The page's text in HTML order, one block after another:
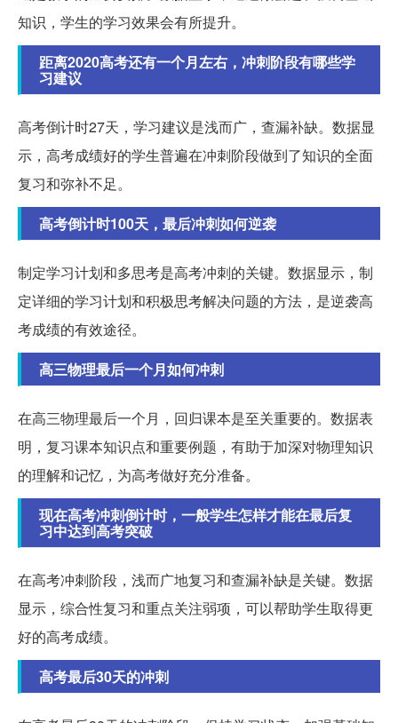
知识，学生的学习效果会有所提升。
距离2020高考还有一个月左右，冲刺阶段有哪些学
习建议
高考倒计时27天，学习建议是浅而广，查漏补缺。数据显
示，高考成绩好的学生普遍在冲刺阶段做到了知识的全面
复习和弥补不足。
高考倒计时100天，最后冲刺如何逆袭
制定学习计划和多思考是高考冲刺的关键。数据显示，制
定详细的学习计划和积极思考解决问题的方法，是逆袭高
考成绩的有效途径。
高三物理最后一个月如何冲刺
在高三物理最后一个月，回归课本是至关重要的。数据表
明，复习课本知识点和重要例题，有助于加深对物理知识
的理解和记忆，为高考做好充分准备。
现在高考冲刺倒计时，一般学生怎样才能在最后复
习中达到高考突破
在高考冲刺阶段，浅而广地复习和查漏补缺是关键。数据
显示，综合性复习和重点关注弱项，可以帮助学生取得更
好的高考成绩。
高考最后30天的冲刺